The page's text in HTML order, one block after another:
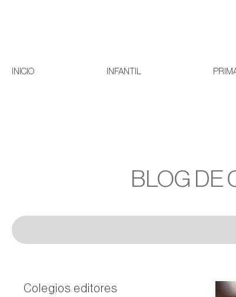
INICIO INFANTIL
BLOG DE
Colegios editores